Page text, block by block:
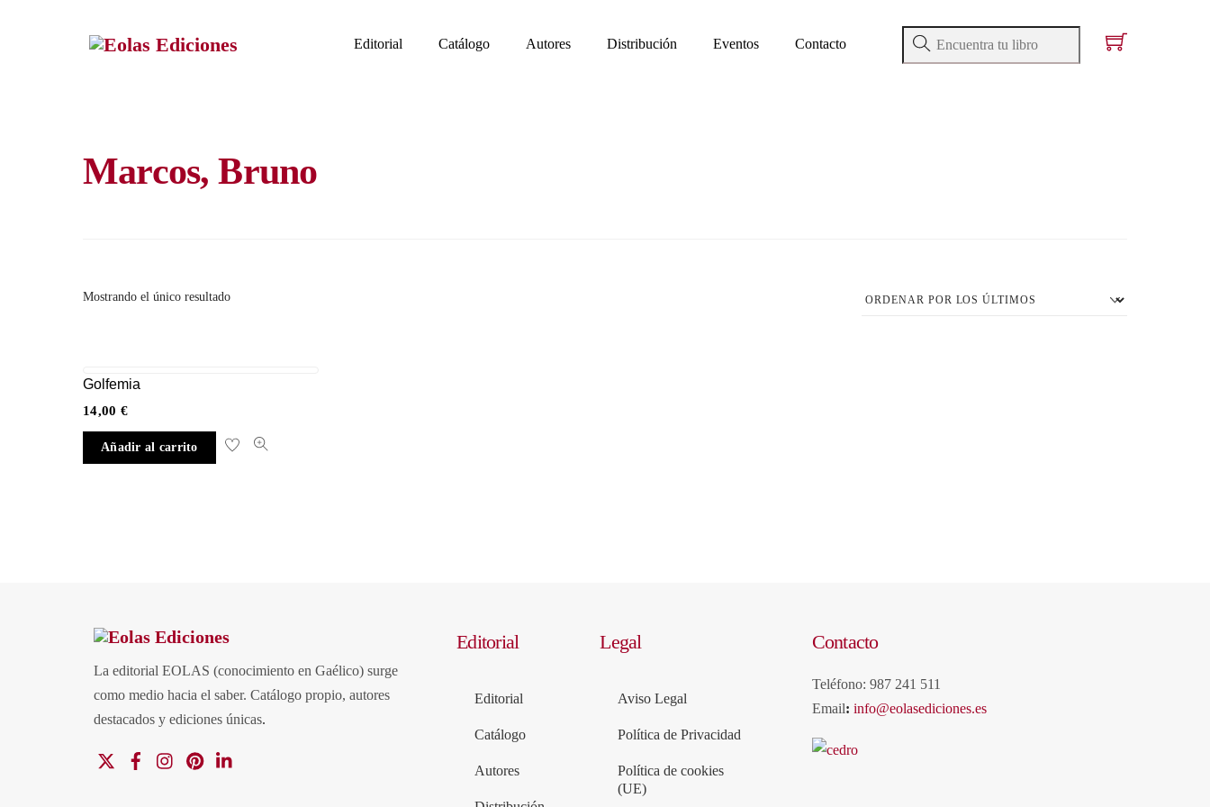
Editorial Catálogo Autores Distribución Eventos Contacto
Marcos, Bruno
Mostrando el único resultado
Golfemia
14,00 €
Añadir al carrito
La editorial EOLAS (conocimiento en Gaélico) surge
como medio hacia el saber. Catálogo propio, autores
destacados y ediciones únicas.
FacebookInstagramPinterest
Editorial
Editorial
Catálogo
Autores
Legal
Aviso Legal
Política de Privacidad
Política de cookies
(UE)
Contacto
Teléfono: 987 241 511
Email: info@eolasediciones.es